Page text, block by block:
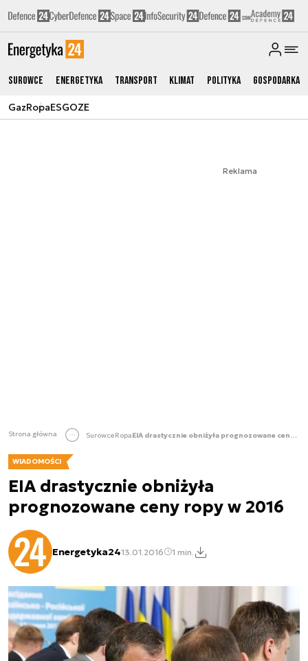
Surowce Energetyka Transport Klimat Polityka Gospodarka
GazRopaESGOZE
Reklama
Strona główna SurowceRopa EIA drastycznie obniżyła prognozowane ceny ropy w 2016
WIADOMOŚCI
EIA drastycznie obniżyła
prognozowane ceny ropy w 2016
Energetyka2413.01.2016 1 min.